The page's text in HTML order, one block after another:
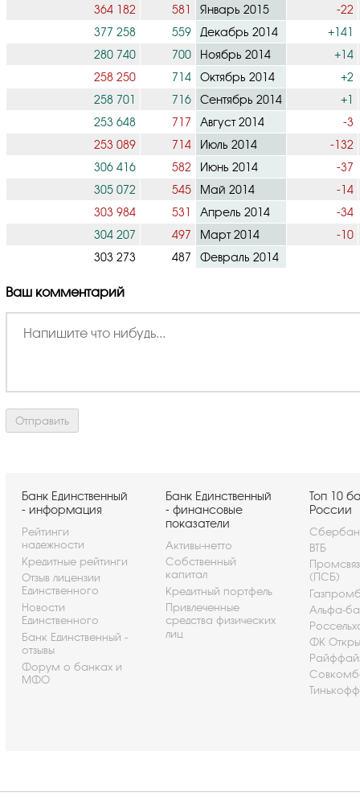
364 182
581 Январь 2015
-22
377 258
559 Декабрь 2014
+141
280 740
700 Ноябрь 2014
+14
258 250
714 Октябрь 2014
+2
258 701
716 Сентябрь 2014
+1
253 648
717 Август 2014
-3
253 089
714 Июль 2014
-132
306 416
582 Июнь 2014
-37
305 072
545 Май 2014
-14
303 984
531 Апрель 2014
-34
304 207
497 Март 2014
-10
303 273
487 Февраль 2014
Ваш комментарий
Банк Единственный
- информация
Рейтинги
надежности
Кредитные рейтинги
Отзыв лицензии
Единственного
Новости
Единственного
Банк Единственный -
отзывы
Форум о банках и
МФО
Банк Единственный
- финансовые
показатели
Активы-нетто
Собственный
капитал
Кредитный портфель
Привлеченные
средства физических
лиц
Топ 10
России
ВТБ
(ПСБ)
Альфа-
ФК